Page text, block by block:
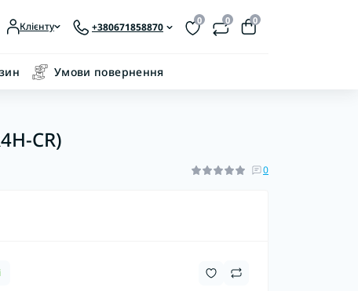
Клієнту +380671858870
0 0 0
Умови повернення
CR)
0